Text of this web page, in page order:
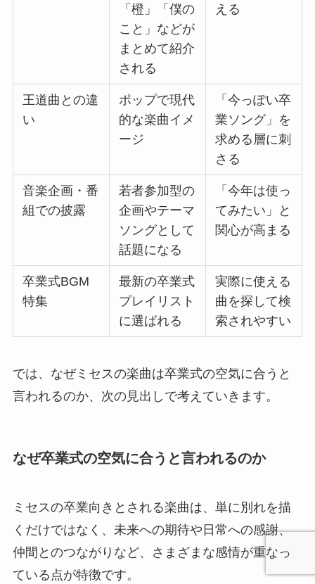
「橙」「僕の
こと」などが
まとめて紹介
される
える
王道曲との違
い
ポップで現代
的な楽曲イメ
ージ
「今っぽい卒
業ソング」を
求める層に刺
さる
音楽企画・番
組での披露
若者参加型の
企画やテーマ
ソングとして
話題になる
「今年は使っ
てみたい」と
関心が高まる
卒業式BGM
特集
最新の卒業式
プレイリスト
に選ばれる
実際に使える
曲を探して検
索されやすい
では、なぜミセスの楽曲は卒業式の空気に合うと
言われるのか、次の見出しで考えていきます。
なぜ卒業式の空気に合うと言われるのか
ミセスの卒業向きとされる楽曲は、単に別れを描
くだけではなく、未来への期待や日常への感謝、
仲間とのつながりなど、さまざまな感情が重なっ
ている点が特徴です。